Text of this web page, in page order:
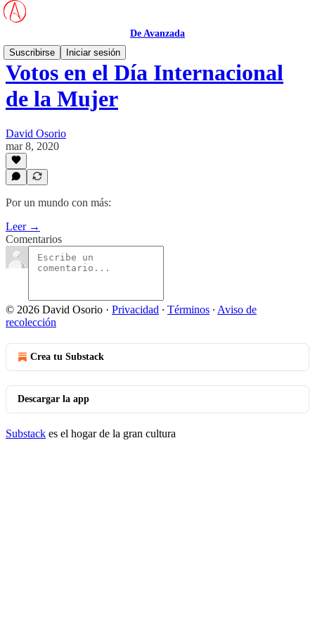
De Avanzada
Suscribirse
Iniciar sesión
Votos en el Día Internacional
de la Mujer
David Osorio
mar 8, 2020
Por un mundo con más:
Leer →
Comentarios
© 2026 David Osorio · Privacidad ∙ Términos ∙ Aviso de
recolección
Crea tu Substack
Descargar la app
Substack es el hogar de la gran cultura